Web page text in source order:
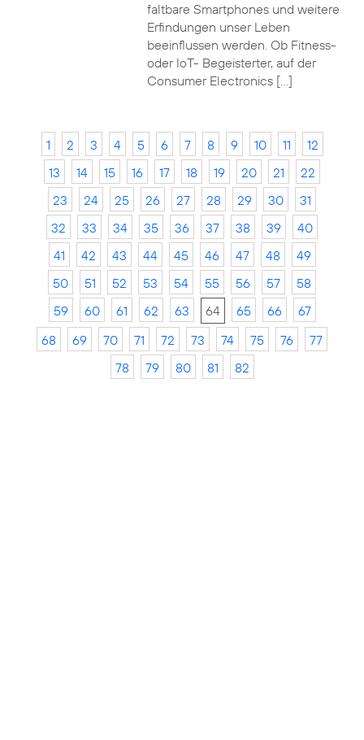
faltbare Smartphones und weitere
Erfindungen unser Leben
beeinflussen werden. Ob Fitness-
oder IoT- Begeisterter, auf der
Consumer Electronics […]
1 2 3 4 5 6 7 8 9 10 11
12
13
14 15 16 17 18 19 20 21
22
23
24 25 26 27 28 29 30
31
32
33 34 35 36 37 38 39
40
41
42 43 44 45 46 47 48
49
50
51 52 53 54 55 56 57
58
59
60 61 62 63 64 65 66
67
68
69 70 71 72 73 74 75 76
77
78
79 80 81 82